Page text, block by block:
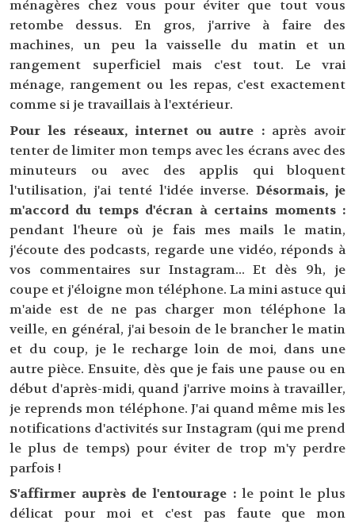
ménagères chez vous pour éviter que tout vous
retombe dessus. En gros, j'arrive à faire des
machines, un peu la vaisselle du matin et un
rangement superficiel mais c'est tout. Le vrai
ménage, rangement ou les repas, c'est exactement
comme si je travaillais à l'extérieur.
Pour les réseaux, internet ou autre :après avoir
tenter de limiter mon temps avec les écrans avec des
minuteurs ou avec des applis qui bloquent
l'utilisation, j'ai tenté l'idée inverse.Désormais, je
m'accord du temps d'écran à certains moments :
pendant l'heure où je fais mes mails le matin,
j'écoute des podcasts, regarde une vidéo, réponds à
vos commentaires sur Instagram... Et dès 9h, je
coupe et j'éloigne mon téléphone. La mini astuce qui
m'aide est de ne pas charger mon téléphone la
veille, en général, j'ai besoin de le brancher le matin
et du coup, je le recharge loin de moi, dans une
autre pièce. Ensuite, dès que je fais une pause ou en
début d'après-midi, quand j'arrive moins à travailler,
je reprends mon téléphone. J'ai quand même mis les
notifications d'activités sur Instagram (qui me prend
le plus de temps) pour éviter de trop m'y perdre
parfois !
S'affirmer auprès de l'entourage :le point le plus
délicat pour moi et c'est pas faute que mon